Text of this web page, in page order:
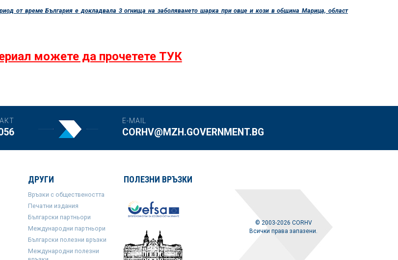
от време България е докладвала 3 огнища на заболяването шарка при овце и кози в община Марица, област
можете да прочетете ТУК
E-MAIL
CORHV@MZH.GOVERNMENT.BG
ДРУГИ
Връзки с обществеността
Печатни издания
Български партньори
Международни партньори
Български полезни връзки
Международни полезни
ПОЛЕЗНИ ВРЪЗКИ
© 2003-2026 CORHV
Всички права запазени.